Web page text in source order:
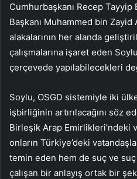
Cumhurbaşkanı Recep
Başkanı Muhammed bin Zayid
alakalarının her alanda
çalışmalarına işaret eden
çerçevede yapılabilecekleri
Soylu, OSGD sistemiyle iki
işbirliğinin artırılacağını söz
Birleşik Arap Emirlikleri’ndeki
onların Türkiye’deki
temin eden hem de suç ve
çalışan bir anlayış ortak bir